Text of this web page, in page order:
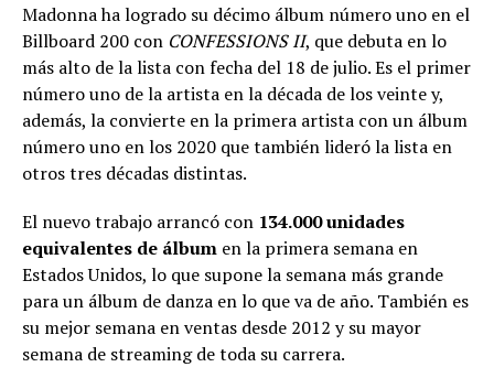
Madonna ha logrado su décimo álbum número uno en el
Billboard 200 con CONFESSIONS II, que debuta en lo
más alto de la lista con fecha del 18 de julio. Es el primer
número uno de la artista en la década de los veinte y,
además, la convierte en la primera artista con un álbum
número uno en los 2020 que también lideró la lista en
otros tres décadas distintas.
El nuevo trabajo arrancó con 134.000 unidades
equivalentes de álbum en la primera semana en
Estados Unidos, lo que supone la semana más grande
para un álbum de danza en lo que va de año. También es
su mejor semana en ventas desde 2012 y su mayor
semana de streaming de toda su carrera.